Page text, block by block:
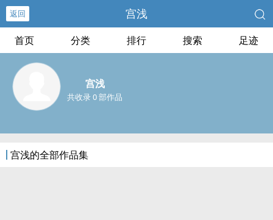
返回 宫浅
首页 分类 排行 搜索 足迹
宫浅
共收录 0 部作品
宫浅的全部作品集